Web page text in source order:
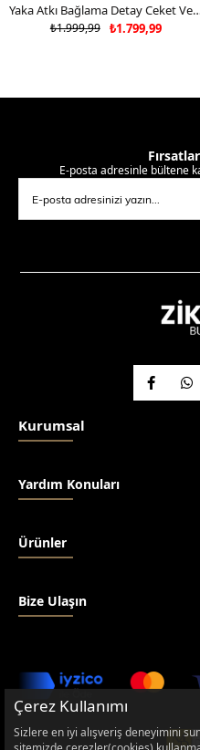
Yaka Atkı Bağlama Detay Ceket Ve
₺1.799,99
₺1.999,99
E-posta adresinle bültene
Kurumsal
Yardım Konuları
Ürünler
Bize Ulaşın
Çerez Kullanımı
Sizlere en iyi alışveriş deneyimini